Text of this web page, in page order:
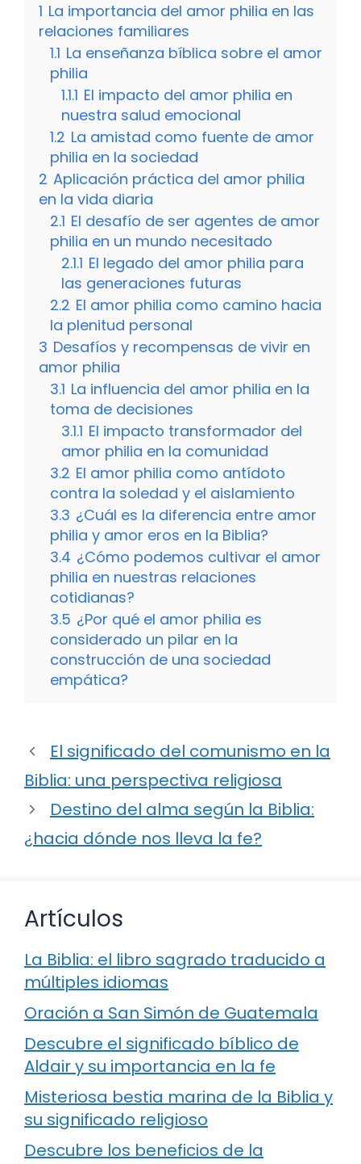
1 La importancia del amor philia en las
relaciones familiares
1.1 La enseñanza bíblica sobre el amor
philia
1.1.1 El impacto del amor philia en
nuestra salud emocional
1.2 La amistad como fuente de amor
philia en la sociedad
2 Aplicación práctica del amor philia
en la vida diaria
2.1 El desafío de ser agentes de amor
philia en un mundo necesitado
2.1.1 El legado del amor philia para
las generaciones futuras
2.2 El amor philia como camino hacia
la plenitud personal
3 Desafíos y recompensas de vivir en
amor philia
3.1 La influencia del amor philia en la
toma de decisiones
3.1.1 El impacto transformador del
amor philia en la comunidad
3.2 El amor philia como antídoto
contra la soledad y el aislamiento
3.3 ¿Cuál es la diferencia entre amor
philia y amor eros en la Biblia?
3.4 ¿Cómo podemos cultivar el amor
philia en nuestras relaciones
cotidianas?
3.5 ¿Por qué el amor philia es
considerado un pilar en la
construcción de una sociedad
empática?
El significado del comunismo en la
Biblia: una perspectiva religiosa
Destino del alma según la Biblia:
¿hacia dónde nos lleva la fe?
Artículos
La Biblia: el libro sagrado traducido a
múltiples idiomas
Oración a San Simón de Guatemala
Descubre el significado bíblico de
Aldair y su importancia en la fe
Misteriosa bestia marina de la Biblia y
su significado religioso
Descubre los beneficios de la